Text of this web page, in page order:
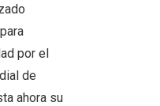
por el
de
ahora su